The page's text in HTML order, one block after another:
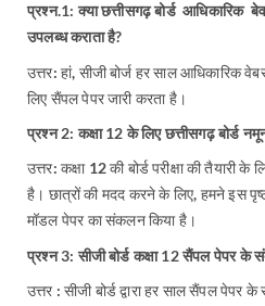
प्रश्न.1: क्या छत्तीसगढ़ बोर्ड आधिकारिक
उपलब्ध कराता है?
उत्तर: हां, सीजी बोर्ज हर साल आधिकारिक
लिए सैंपल पेपर जारी करता है।
प्रश्न 2: कक्षा 12 के लिए छत्तीसगढ़ बोर्ड
उत्तर: कक्षा 12 की बोर्ड परीक्षा की तैयारी
है। छात्रों की मदद करने के लिए, हमने इस
मॉडल पेपर का संकलन किया है।
प्रश्न 3: सीजी बोर्ड कक्षा 12 सैंपल पेपर के
उत्तर : सीजी बोर्ड द्वारा हर साल सैंपल पेपर के